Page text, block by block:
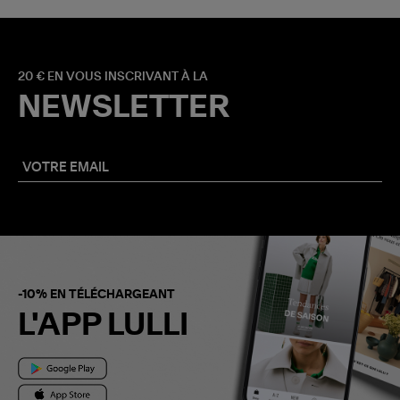
20 € EN VOUS INSCRIVANT À LA
NEWSLETTER
-10% EN TÉLÉCHARGEANT
L'APP LULLI